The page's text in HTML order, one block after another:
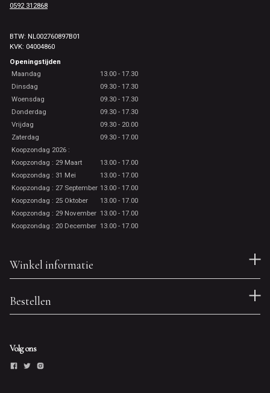
0592 312868
BTW: NL002760897B01
KVK: 04004860
Openingstijden
Maandag
13.00 - 17.30
Dinsdag
09.30 - 17.30
Woensdag
09.30 - 17.30
Donderdag
09.30 - 17.30
Vrijdag
09.30 - 20.00
Zaterdag
09.30 - 17.00
Koopzondag 2026 :
Koopzondag : 29 Maart
13.00 - 17.00
Koopzondag : 31 Mei
13.00 - 17.00
Koopzondag : 27 September 13.00 - 17.00
Koopzondag : 25 Oktober
13.00 - 17.00
Koopzondag : 29 November 13.00 - 17.00
Koopzondag : 20 December 13.00 - 17.00
Winkel informatie
Bestellen
Volg ons